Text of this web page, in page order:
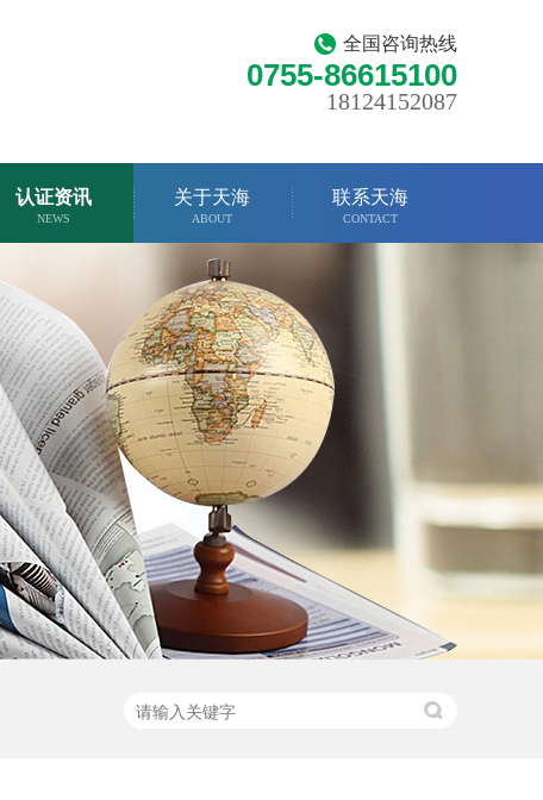
全国咨询热线
0755-86615100
18124152087
认证资讯
NEWS
关于天海
ABOUT
联系天海
CONTACT